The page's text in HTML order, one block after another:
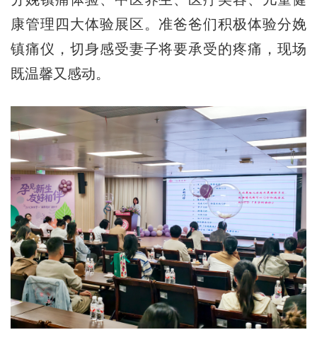
康管理四大体验展区。准爸爸们积极体验分娩
镇痛仪，切身感受妻子将要承受的疼痛，现场
既温馨又感动。